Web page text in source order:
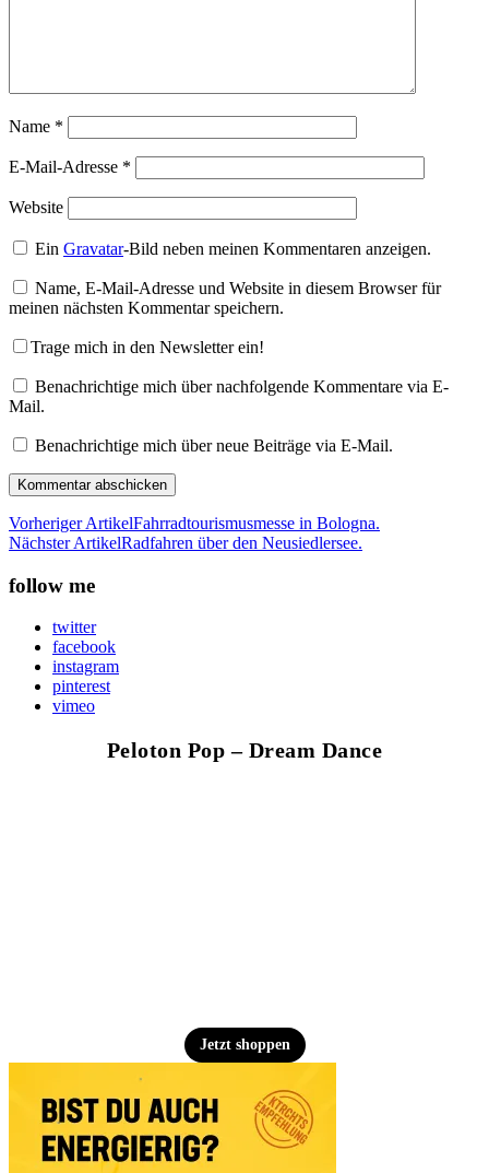
Name *
E-Mail-Adresse *
Website
EinGravatar-Bild neben meinen Kommentaren anzeigen.
Name, E-Mail-Adresse und Website in diesem Browser für
meinen nächsten Kommentar speichern.
Trage mich in den Newsletter ein!
Benachrichtige mich über nachfolgende Kommentare via E-
Mail.
Benachrichtige mich über neue Beiträge via E-Mail.
Vorheriger ArtikelFahrradtourismusmesse in Bologna.
Nächster ArtikelRadfahren über den Neusiedlersee.
follow me
twitter
facebook
instagram
pinterest
vimeo
Peloton Pop – Dream Dance
Jetzt shoppen